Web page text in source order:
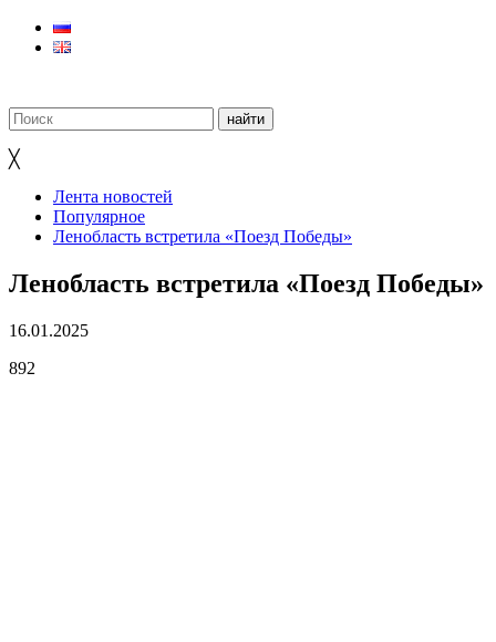
╳
Лента новостей
Популярное
Ленобласть встретила «Поезд Победы»
Ленобласть встретила «Поезд Победы»
16.01.2025
892